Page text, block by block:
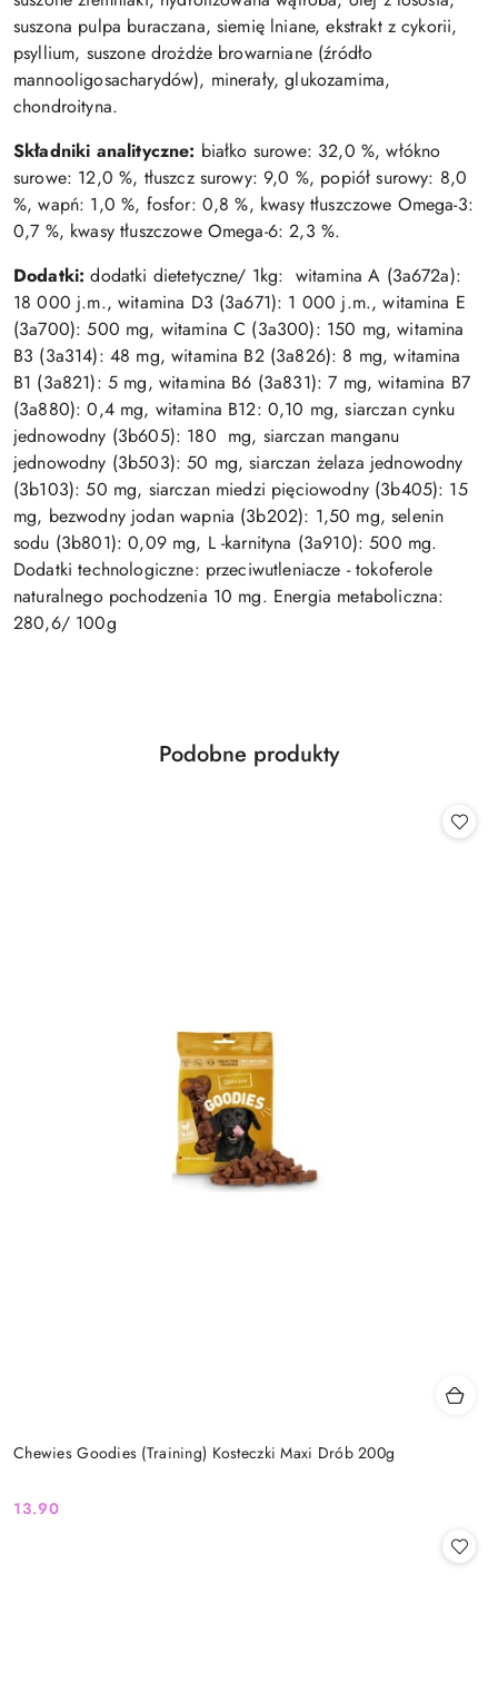
suszona pulpa buraczana, siemię lniane, ekstrakt z cykorii,
psyllium, suszone drożdże browarniane (źródło
mannooligosacharydów), minerały, glukozamima,
chondroityna.
Składniki analityczne: białko surowe: 32,0 %, włókno
surowe: 12,0 %, tłuszcz surowy: 9,0 %, popiół surowy: 8,0
%, wapń: 1,0 %, fosfor: 0,8 %, kwasy tłuszczowe Omega-3:
0,7 %, kwasy tłuszczowe Omega-6: 2,3 %.
Dodatki:dodatki dietetyczne/ 1kg: witamina A (3a672a):
18 000 j.m., witamina D3 (3a671): 1 000 j.m., witamina E
(3a700): 500 mg, witamina C (3a300): 150 mg, witamina
B3 (3a314): 48 mg, witamina B2 (3a826): 8 mg, witamina
B1 (3a821): 5 mg, witamina B6 (3a831): 7 mg, witamina B7
(3a880): 0,4 mg, witamina B12: 0,10 mg, siarczan cynku
jednowodny (3b605): 180 mg, siarczan manganu
jednowodny (3b503): 50 mg, siarczan żelaza jednowodny
(3b103): 50 mg, siarczan miedzi pięciowodny (3b405): 15
mg, bezwodny jodan wapnia (3b202): 1,50 mg, selenin
sodu (3b801): 0,09 mg, L -karnityna (3a910): 500 mg.
Dodatki technologiczne: przeciwutleniacze - tokoferole
naturalnego pochodzenia 10 mg. Energia metaboliczna:
280,6/ 100g
Pomiń karuzelę produktów
Produkty
Podobne produkty
Chewies Goodies (Training) Kosteczki Maxi Drób 200g
Cena:
13.90